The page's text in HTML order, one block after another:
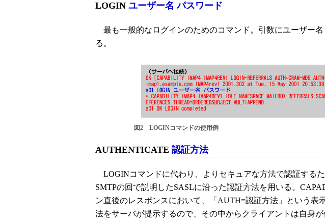
LOGIN ユーザー名 パスワード
最も一般的なログインのためのコマンド。引数にユーザー
る。
図2 LOGINコマンドの使用例
AUTHENTICATE 認証方法
LOGINコマンドに代わり、よりセキュアな方法で認証するた
SMTPの回で説明したSASLに沿った認証方法を用いる。
ン直後のレスポンスにおいて、「AUTH=認証方法」という表
法をサーバが提示するので、その中からクライアントは自身